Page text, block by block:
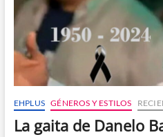
EHPLUS GÉNEROS Y ESTILOS
La gaita de Danelo